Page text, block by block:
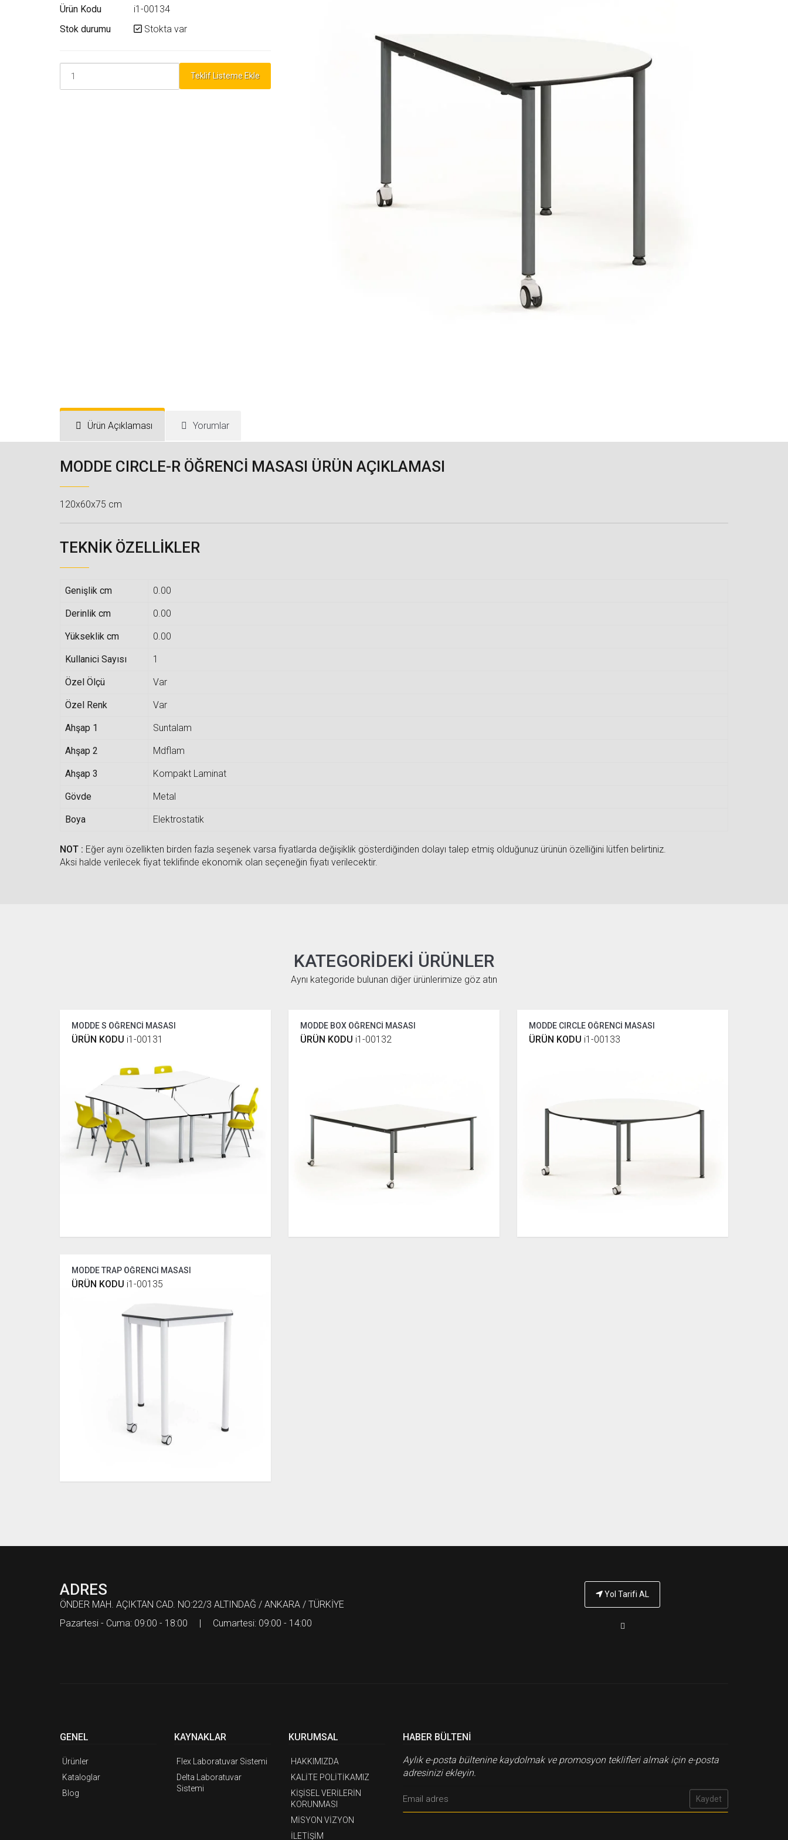
Ürün Kodu
i1-00134
Stok durumu
Stokta var
Teklif Listeme Ekle
Ürün Açıklaması Yorumlar
MODDE CIRCLE-R ÖĞRENCİ MASASI ÜRÜN AÇIKLAMASI
120x60x75 cm
TEKNIK ÖZELLIKLER
Genişlik cm 0.00
Derinlik cm 0.00
Yükseklik cm 0.00
Kullanici Sayısı 1
Özel Ölçü Var
Özel Renk Var
Ahşap 1 Suntalam
Ahşap 2 Mdflam
Ahşap 3 Kompakt Laminat
Gövde Metal
Boya Elektrostatik
NOT : Eğer aynı özellikten birden fazla seşenek varsa fiyatlarda değişiklik gösterdiğinden dolayı talep etmiş olduğunuz ürünün özelliğini lütfen belirtiniz.
Aksi halde verilecek fiyat teklifinde ekonomik olan seçeneğin fiyatı verilecektir.
KATEGORIDEKI ÜRÜNLER
Aynı kategoride bulunan diğer ürünlerimize göz atın
MODDE S ÖĞRENCİ MASASI
ÜRÜN KODU i1-00131
MODDE BOX ÖĞRENCİ MASASI
ÜRÜN KODU i1-00132
MODDE CIRCLE ÖĞRENCİ MASASI
ÜRÜN KODU i1-00133
MODDE TRAP ÖĞRENCİ MASASI
ÜRÜN KODU i1-00135
ADRES
ÖNDER MAH. AÇIKTAN CAD. NO:22/3 ALTINDAĞ / ANKARA / TÜRKİYE
Pazartesi - Cuma: 09:00 - 18:00 | Cumartesi: 09:00 - 14:00
Yol Tarifi AL
GENEL
Ürünler
Kataloglar
Blog
KAYNAKLAR
Flex Laboratuvar Sistemi
Delta Laboratuvar
Sistemi
KURUMSAL
HAKKIMIZDA
KALİTE POLİTİKAMIZ
KİŞİSEL VERİLERİN
KORUNMASI
MİSYON VİZYON
İLETİŞİM
HABER BÜLTENI
Aylık e-posta bültenine kaydolmak ve promosyon teklifleri almak için e-posta
adresinizi ekleyin.
Kaydet